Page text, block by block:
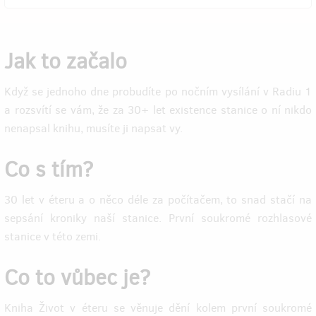
Jak to začalo
Když se jednoho dne probudíte po nočním vysílání v Radiu 1
a rozsvítí se vám, že za 30+ let existence stanice o ní nikdo
nenapsal knihu, musíte ji napsat vy.
Co s tím?
30 let v éteru a o něco déle za počítačem, to snad stačí na
sepsání kroniky naší stanice. První soukromé rozhlasové
stanice v této zemi.
Co to vůbec je?
Kniha Život v éteru se věnuje dění kolem první soukromé